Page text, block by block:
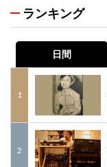
ランキング
日間